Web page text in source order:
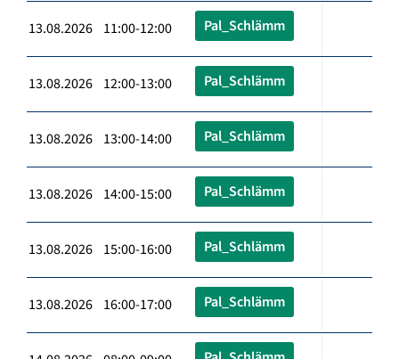
13.08.2026 11:00-12:00 Pal_Schlämm
13.08.2026 12:00-13:00 Pal_Schlämm
13.08.2026 13:00-14:00 Pal_Schlämm
13.08.2026 14:00-15:00 Pal_Schlämm
13.08.2026 15:00-16:00 Pal_Schlämm
13.08.2026 16:00-17:00 Pal_Schlämm